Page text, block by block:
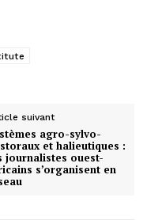
suivant
agro-sylvo-
et halieutiques :
journalistes ouest-
s’organisent en